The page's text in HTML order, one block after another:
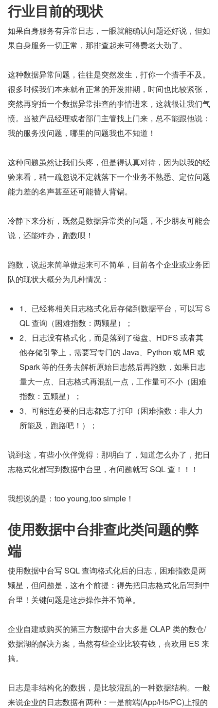
行业目前的现状
如果自身服务有异常日志，一眼就能确认问题还好说，但如
果自身服务一切正常，那排查起来可得费老大劲了。
这种数据异常问题，往往是突然发生，打你一个措手不及。
很多时候我们本来就有正常的开发排期，时间也比较紧张，
突然再穿插一个数据异常排查的事情进来，这就很让我们气
愤。当被产品经理或者部门主管找上门来，总不能跟他说：
我的服务没问题，哪里的问题我也不知道！
这种问题虽然让我们头疼，但是得认真对待，因为以我的经
验来看，稍一疏忽说不定就落下一个业务不熟悉、定位问题
能力差的名声甚至还可能替人背锅。
冷静下来分析，既然是数据异常类的问题，不少朋友可能会
说，还能咋办，跑数呗！
跑数，说起来简单做起来可不简单，目前各个企业或业务团
队的现状大概分为几种情况：
1、已经将相关日志格式化后存储到数据平台，可以写 S
QL 查询（困难指数：两颗星）；
2、日志没有格式化，而是落到了磁盘、HDFS 或者其
他存储引擎上，需要写专门的 Java、Python 或 MR 或
Spark 等的任务去解析原始日志然后再跑数，如果日志
量大一点、日志格式再混乱一点，工作量可不小（困难
指数：五颗星）；
3、可能连必要的日志都忘了打印（困难指数：非人力
所能及，跑路吧！）；
说到这，有些小伙伴觉得：那明白了，知道怎么办了，把日
志格式化都写到数据中台里，有问题就写 SQL 查！！！
我想说的是：too young,too simple！
使用数据中台排查此类问题的弊
端
使用数据中台写 SQL 查询格式化后的日志，困难指数是两
颗星，但问题是，这有个前提：得先把日志格式化后写到中
台里！关键问题是这步操作并不简单。
企业自建或购买的第三方数据中台大多是 OLAP 类的数仓/
数据湖的解决方案，当然有些企业比较有钱，喜欢用 ES 来
搞。
日志是非结构化的数据，是比较混乱的一种数据结构。一般
来说企业的日志数据有两种：一是前端(App/H5/PC)上报的